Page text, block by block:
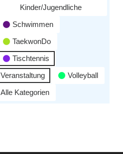
Kinder/Jugendliche
Schwimmen
TaekwonDo
Tischtennis
Veranstaltung
Volleyball
Alle Kategorien